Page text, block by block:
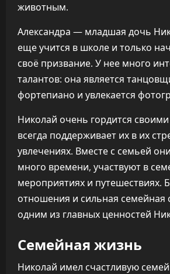
животным.
Александра — младшая дочь
еще учится в школе и только
своё призвание. У нее много
талантов: она является
фортепиано и увлекается
Николай очень гордится
всегда поддерживает их в их
увлечениях. Вместе с семьей
много времени, участвуют в
мероприятиях и путешествиях.
отношения и сильная семейная
одним из главных ценностей
Семейная жизнь
Николай имел счастливую